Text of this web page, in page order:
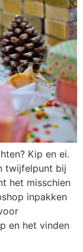
Kip en ei.
twijfelpunt bij
het misschien
inpakken
en het vinden